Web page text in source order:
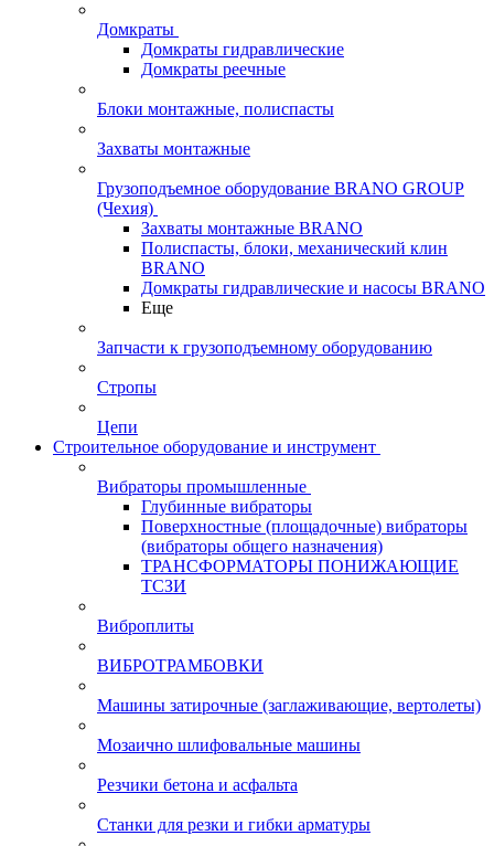
Домкраты
Домкраты гидравлические
Домкраты реечные
Блоки монтажные, полиспасты
Захваты монтажные
Грузоподъемное оборудование BRANO GROUP
(Чехия)
Захваты монтажные BRANO
Полиспасты, блоки, механический клин
BRANO
Домкраты гидравлические и насосы BRANO
Еще
Запчасти к грузоподъемному оборудованию
Стропы
Цепи
Строительное оборудование и инструмент
Вибраторы промышленные
Глубинные вибраторы
Поверхностные (площадочные) вибраторы
(вибраторы общего назначения)
ТРАНСФОРМАТОРЫ ПОНИЖАЮЩИЕ
ТСЗИ
Виброплиты
ВИБРОТРАМБОВКИ
Машины затирочные (заглаживающие, вертолеты)
Мозаично шлифовальные машины
Резчики бетона и асфальта
Станки для резки и гибки арматуры